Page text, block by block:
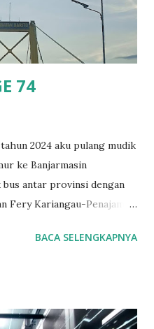
kunang jenis P. pyralis
dan meneliti
74
2024 aku pulang mudik
ke Banjarmasin
bus antar provinsi dengan
Fery Kariangau-Penajam
Martapura, Banjarbaru,
Karena mendekati mau
BACA SELENGKAPNYA